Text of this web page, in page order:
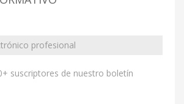
suscriptores de nuestro boletín